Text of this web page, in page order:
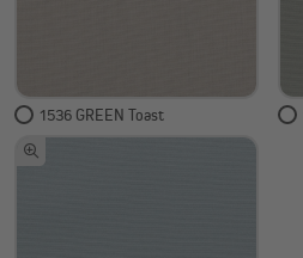
1536 GREEN Toast